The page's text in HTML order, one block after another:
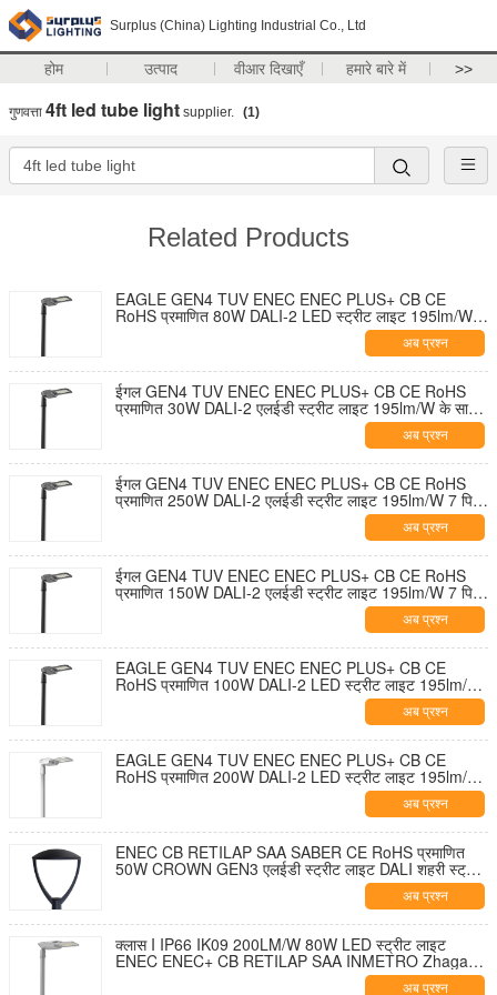
Surplus (China) Lighting Industrial Co., Ltd
होम उत्पाद वीआर दिखाएँ हमारे बारे में >>
गुणवत्ता 4ft led tube light supplier. (1)
Related Products
EAGLE GEN4 TUV ENEC ENEC PLUS+ CB CE
RoHS प्रमाणित 80W DALI-2 LED स्ट्रीट लाइट 195lm/W 7
पिन NEMA सॉकेट शॉर्टिंग कैप और 10KV SPD के साथ टूल-फ्री
अब प्रश्न
ईगल GEN4 TUV ENEC ENEC PLUS+ CB CE RoHS
प्रमाणित 30W DALI-2 एलईडी स्ट्रीट लाइट 195lm/W के साथ
7 पिन NEMA सॉकेट शॉर्टिंग कैप और 10KV एसपीडी टूल-फ्री
अब प्रश्न
ईगल GEN4 TUV ENEC ENEC PLUS+ CB CE RoHS
प्रमाणित 250W DALI-2 एलईडी स्ट्रीट लाइट 195lm/W 7 पिन
NEMA सॉकेट शॉर्टिंग कैप और 10KV SPD के साथ टूल-फ्री
अब प्रश्न
ईगल GEN4 TUV ENEC ENEC PLUS+ CB CE RoHS
प्रमाणित 150W DALI-2 एलईडी स्ट्रीट लाइट 195lm/W 7 पिन
NEMA सॉकेट शॉर्टिंग कैप और 10KV SPD के साथ टूल-फ्री
अब प्रश्न
EAGLE GEN4 TUV ENEC ENEC PLUS+ CB CE
RoHS प्रमाणित 100W DALI-2 LED स्ट्रीट लाइट 195lm/W
7 पिन NEMA सॉकेट शॉर्टिंग कैप और 10KV SPD के साथ टूल-
अब प्रश्न
EAGLE GEN4 TUV ENEC ENEC PLUS+ CB CE
RoHS प्रमाणित 200W DALI-2 LED स्ट्रीट लाइट 195lm/W
7 पिन NEMA सॉकेट शॉर्टिंग कैप और 10KV SPD के साथ टूल-
अब प्रश्न
ENEC CB RETILAP SAA SABER CE RoHS प्रमाणित
50W CROWN GEN3 एलईडी स्ट्रीट लाइट DALI शहरी स्ट्रीट
लाइट गार्डन लाइट INMETRO IP66 आउटडोर टूल-फ्री ओपनिंग
अब प्रश्न
क्लास I IP66 IK09 200LM/W 80W LED स्ट्रीट लाइट
ENEC ENEC+ CB RETILAP SAA INMETRO Zhaga-
D4i प्रमाणित 10 साल की वारंटी सार्वजनिक प्रकाश व्यवस्था स्व-
अब प्रश्न